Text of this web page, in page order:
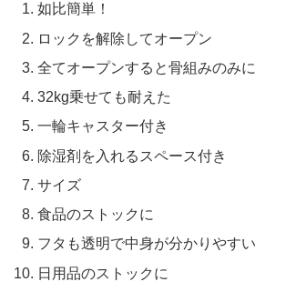
如比簡単！
ロックを解除してオープン
全てオープンすると骨組みのみに
32kg乗せても耐えた
一輪キャスター付き
除湿剤を入れるスペース付き
サイズ
食品のストックに
フタも透明で中身が分かりやすい
日用品のストックに